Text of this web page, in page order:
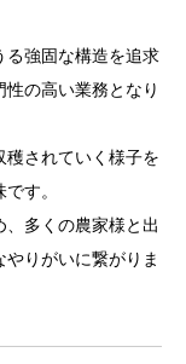
る強固な構造を追求
の高い業務となり
穫されていく様子を
す。
多くの農家様と出
りがいに繋がりま